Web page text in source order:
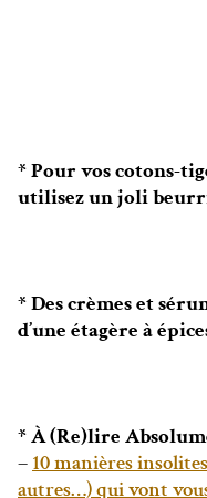
* Pour vos cotons-
utilisez un joli
* Des crèmes et
d’une étagère à
* À (Re)lire
– 10 manières
autres…) qui vont